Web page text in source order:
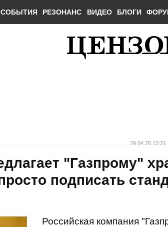
СОБЫТИЯ РЕЗОНАНС ВИДЕО БЛОГИ
29.04.20 13:21
"Газпрому"
подписать
Российская компания